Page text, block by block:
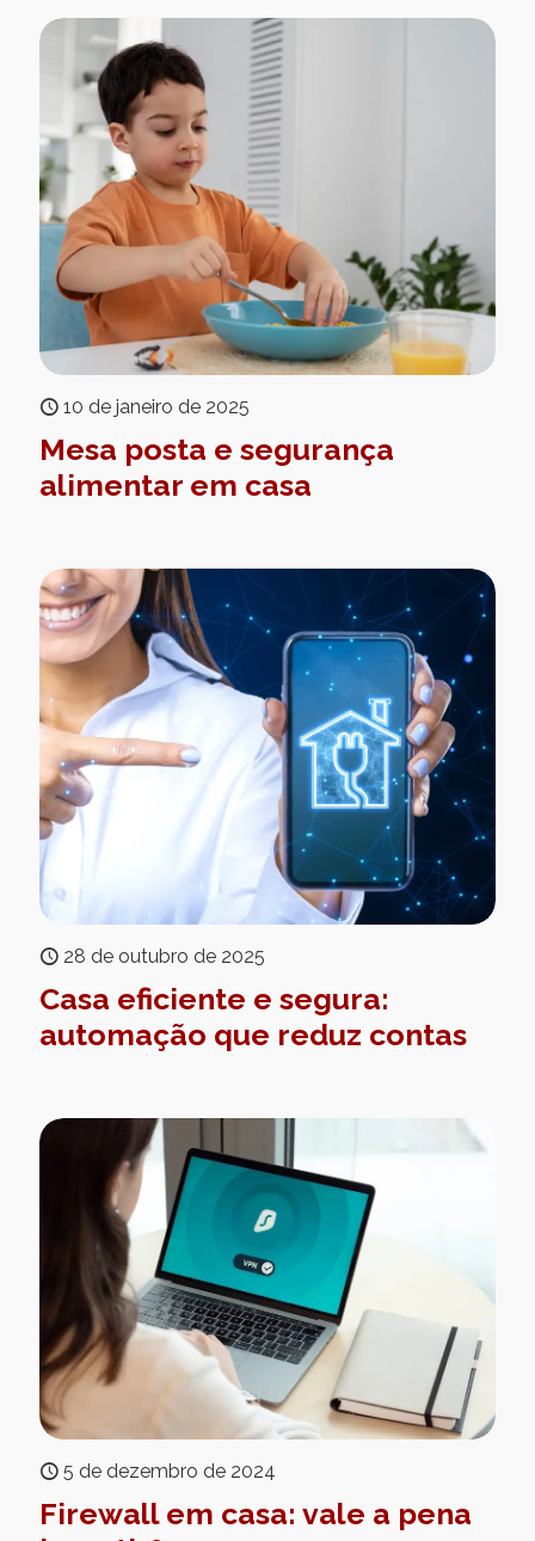
10 de janeiro de 2025
Mesa posta e segurança
alimentar em casa
28 de outubro de 2025
Casa eficiente e segura:
automação que reduz contas
5 de dezembro de 2024
Firewall em casa: vale a pena